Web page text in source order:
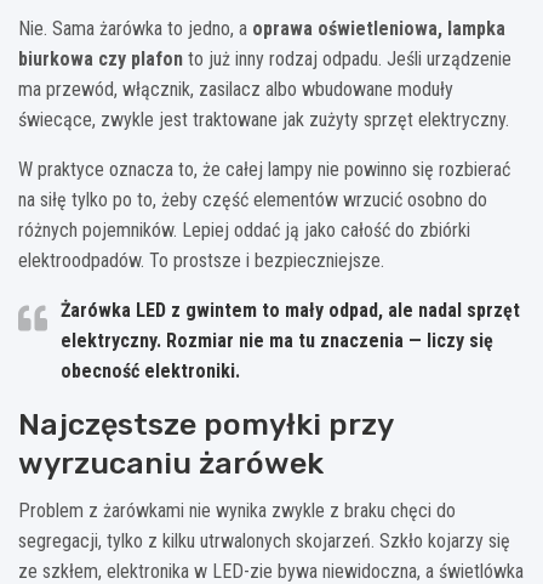
Nie. Sama żarówka to jedno, a oprawa oświetleniowa, lampka
biurkowa czy plafon to już inny rodzaj odpadu. Jeśli urządzenie
ma przewód, włącznik, zasilacz albo wbudowane moduły
świecące, zwykle jest traktowane jak zużyty sprzęt elektryczny.
W praktyce oznacza to, że całej lampy nie powinno się rozbierać
na siłę tylko po to, żeby część elementów wrzucić osobno do
różnych pojemników. Lepiej oddać ją jako całość do zbiórki
elektroodpadów. To prostsze i bezpieczniejsze.
Żarówka LED z gwintem to mały odpad, ale nadal sprzęt
elektryczny. Rozmiar nie ma tu znaczenia — liczy się
obecność elektroniki.
Najczęstsze pomyłki przy
wyrzucaniu żarówek
Problem z żarówkami nie wynika zwykle z braku chęci do
segregacji, tylko z kilku utrwalonych skojarzeń. Szkło kojarzy się
ze szkłem, elektronika w LED-zie bywa niewidoczna, a świetlówka